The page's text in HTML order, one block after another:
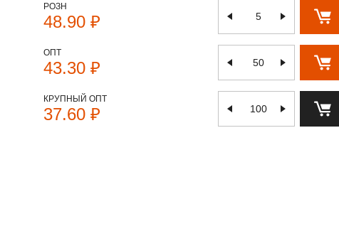
РОЗН
48.90 ₽
ОПТ
43.30 ₽
КРУПНЫЙ ОПТ
37.60 ₽